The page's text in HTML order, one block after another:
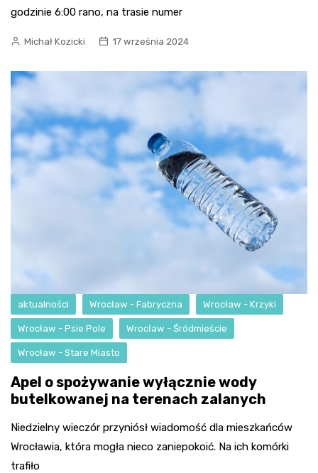
godzinie 6:00 rano, na trasie numer
Michał Kozicki 17 września 2024
aktualności Wrocław - Fabryczna Wrocław - Krzyki
Wrocław - Psie Pole Wrocław - Śródmieście
Wrocław - Stare Miasto
Apel o spożywanie wyłącznie wody
butelkowanej na terenach zalanych
Niedzielny wieczór przyniósł wiadomość dla mieszkańców
Wrocławia, która mogła nieco zaniepokoić. Na ich komórki
trafiło